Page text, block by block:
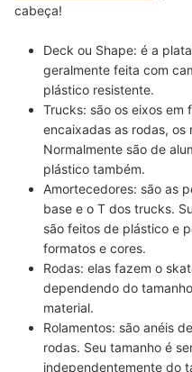
cabeça!
Deck ou Shape: é a
geralmente feita com
plástico resistente.
Trucks: são os eixos em
encaixadas as rodas, os
Normalmente são de
plástico também.
Amortecedores: são as
base e o T dos trucks.
são feitos de plástico e
formatos e cores.
Rodas: elas fazem o
dependendo do
material.
Rolamentos: são anéis
rodas. Seu tamanho é
independentemente do